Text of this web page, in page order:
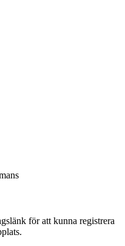
för att kunna registrera